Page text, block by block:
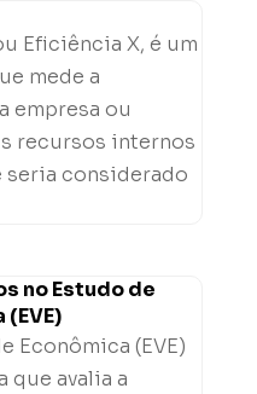
Eficiência X, é um
mede a
empresa ou
recursos internos
seria considerado
no Estudo de
Econômica (EVE)
que avalia a